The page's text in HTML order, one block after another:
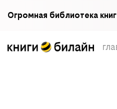
Огромная библиотека